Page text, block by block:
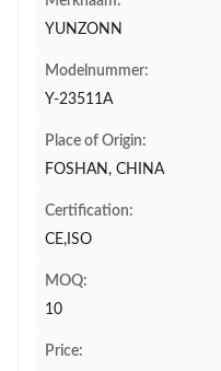
YUNZONN
Modelnummer:
Y-23511A
Place of Origin:
FOSHAN, CHINA
Certification:
CE,ISO
MOQ:
10
Price: